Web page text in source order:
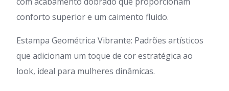
conforto superior e um caimento fluido.
Estampa Geométrica Vibrante: Padrões artísticos
que adicionam um toque de cor estratégica ao
look, ideal para mulheres dinâmicas.